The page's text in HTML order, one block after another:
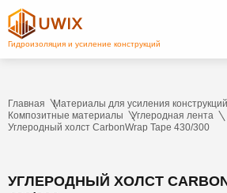
Главная
Материалы для усиления конструкций
Композитные материалы
Углеродная лента
Углеродный холст CarbonWrap Tape 430/300
УГЛЕРОДНЫЙ ХОЛСТ